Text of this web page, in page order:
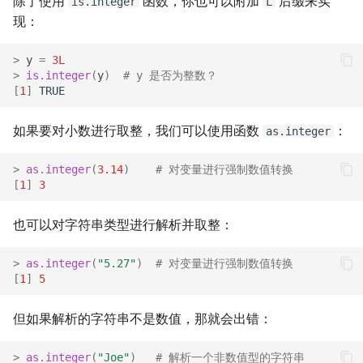
现：
> y = 3L
> is.integer(y)
# y 是否为整数？
[1 ] TRUE
如果要对小数进行取整，我们可以使用函数 as.integer ：
> as.integer(3.14)
# 对变量进行强制数值转换
[1 ] 3
也可以对字符串类型进行解析并取整：
> as.integer( "5.27")
# 对变量进行强制数值转换
[1 ] 5
但如果解析的字符串不是数值，那就会出错：
> as.integer( "Joe") # 解析一个非数值型的字符串